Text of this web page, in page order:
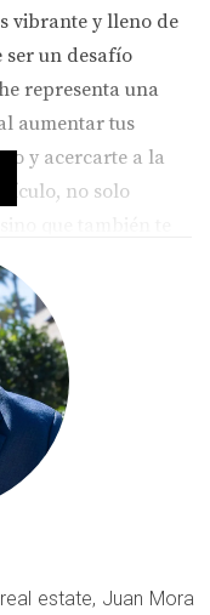
vibrante y lleno de
un desafío
representa una
aumentar tus
y acercarte a la
no solo
que han
tus
trabajar más
estrategias que
financiera.
es buscar
estate, Juan Mora